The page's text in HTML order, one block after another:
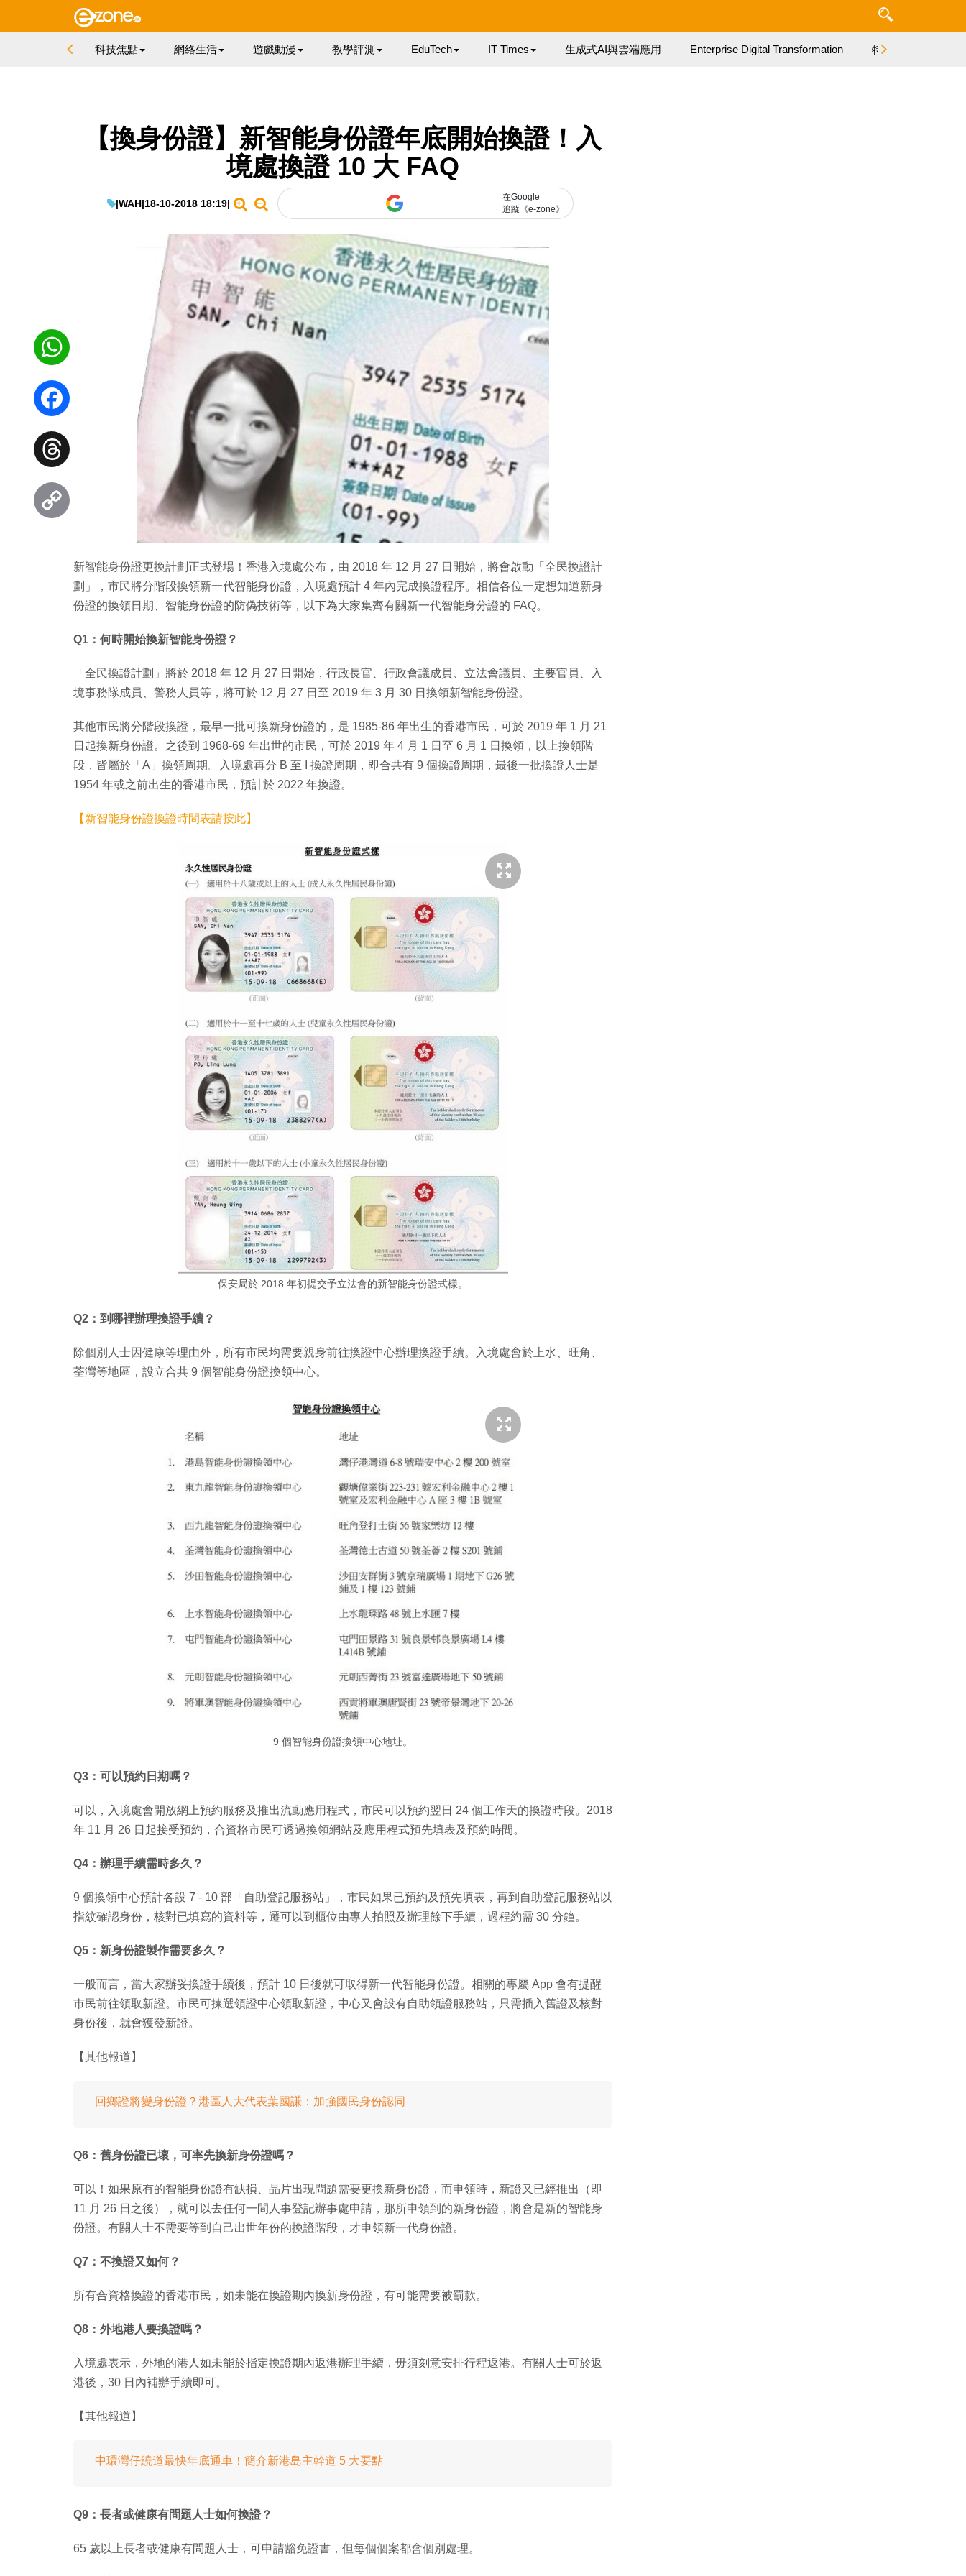
科技焦點 網絡生活 遊戲動漫 教學評測 EduTech IT Times 生成式AI與雲端應用 Enterprise Digital Transformation 特集
【換身份證】新智能身份證年底開始換證！入
境處換證 10 大 FAQ
|WAH|18-10-2018 18:19|
在Google
追蹤《e-zone》
新智能身份證更換計劃正式登場！香港入境處公布，由 2018 年 12 月 27 日開始，將會啟動「全民換證計
劃」，市民將分階段換領新一代智能身份證，入境處預計 4 年內完成換證程序。相信各位一定想知道新身
份證的換領日期、智能身份證的防偽技術等，以下為大家集齊有關新一代智能身分證的 FAQ。
Q1：何時開始換新智能身份證？
「全民換證計劃」將於 2018 年 12 月 27 日開始，行政長官、行政會議成員、立法會議員、主要官員、入
境事務隊成員、警務人員等，將可於 12 月 27 日至 2019 年 3 月 30 日換領新智能身份證。
其他市民將分階段換證，最早一批可換新身份證的，是 1985-86 年出生的香港市民，可於 2019 年 1 月 21
日起換新身份證。之後到 1968-69 年出世的市民，可於 2019 年 4 月 1 日至 6 月 1 日換領，以上換領階
段，皆屬於「A」換領周期。入境處再分 B 至 I 換證周期，即合共有 9 個換證周期，最後一批換證人士是
1954 年或之前出生的香港市民，預計於 2022 年換證。
【新智能身份證換證時間表請按此】
保安局於 2018 年初提交予立法會的新智能身份證式樣。
Q2：到哪裡辦理換證手續？
除個別人士因健康等理由外，所有市民均需要親身前往換證中心辦理換證手續。入境處會於上水、旺角、
荃灣等地區，設立合共 9 個智能身份證換領中心。
9 個智能身份證換領中心地址。
Q3：可以預約日期嗎？
可以，入境處會開放網上預約服務及推出流動應用程式，市民可以預約翌日 24 個工作天的換證時段。2018
年 11 月 26 日起接受預約，合資格市民可透過換領網站及應用程式預先填表及預約時間。
Q4：辦理手續需時多久？
9 個換領中心預計各設 7 - 10 部「自助登記服務站」，市民如果已預約及預先填表，再到自助登記服務站以
指紋確認身份，核對已填寫的資料等，遷可以到櫃位由專人拍照及辦理餘下手續，過程約需 30 分鐘。
Q5：新身份證製作需要多久？
一般而言，當大家辦妥換證手續後，預計 10 日後就可取得新一代智能身份證。相關的專屬 App 會有提醒
市民前往領取新證。市民可揀選領證中心領取新證，中心又會設有自助領證服務站，只需插入舊證及核對
身份後，就會獲發新證。
【其他報道】
回鄉證將變身份證？港區人大代表葉國謙：加強國民身份認同
Q6：舊身份證已壞，可率先換新身份證嗎？
可以！如果原有的智能身份證有缺損、晶片出現問題需要更換新身份證，而申領時，新證又已經推出（即
11 月 26 日之後），就可以去任何一間人事登記辦事處申請，那所申領到的新身份證，將會是新的智能身
份證。有關人士不需要等到自己出世年份的換證階段，才申領新一代身份證。
Q7：不換證又如何？
所有合資格換證的香港市民，如未能在換證期內換新身份證，有可能需要被罰款。
Q8：外地港人要換證嗎？
入境處表示，外地的港人如未能於指定換證期內返港辦理手續，毋須刻意安排行程返港。有關人士可於返
港後，30 日內補辦手續即可。
【其他報道】
中環灣仔繞道最快年底通車！簡介新港島主幹道 5 大要點
Q9：長者或健康有問題人士如何換證？
65 歲以上長者或健康有問題人士，可申請豁免證書，但每個個案都會個別處理。
WhatsApp
Facebook
Threads
Link